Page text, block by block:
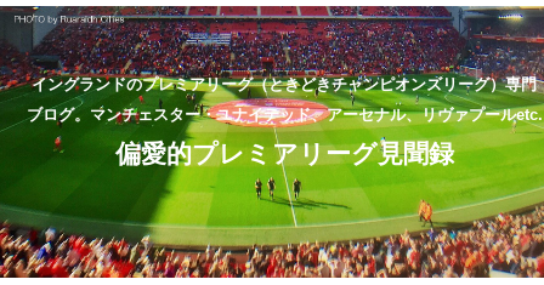
イングランドのプレミアリーグ（ときどきチャンピオンズリーグ）専門
ブログ。マンチェスター・ユナイテッド、アーセナル、リヴァプールetc.
偏愛的プレミアリーグ見聞録